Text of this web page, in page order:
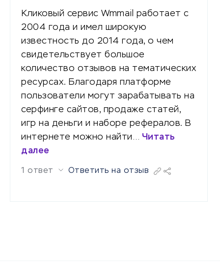
Кликовый сервис Wmmail работает с
2004 года и имел широкую
известность до 2014 года, о чем
свидетельствует большое
количество отзывов на тематических
ресурсах. Благодаря платформе
пользователи могут зарабатывать на
серфинге сайтов, продаже статей,
игр на деньги и наборе рефералов. В
интернете можно найти… Читать
далее
1 ответ Ответить на отзыв